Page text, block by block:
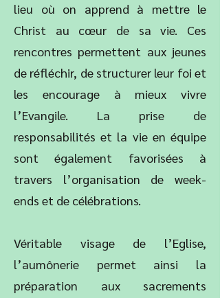
lieu où on apprend à mettre le
Christ au cœur de sa vie. Ces
rencontres permettent aux jeunes
de réfléchir, de structurer leur foi et
les encourage à mieux vivre
l’Evangile. La prise de
responsabilités et la vie en équipe
sont également favorisées à
travers l’organisation de week-
ends et de célébrations.
Véritable visage de l’Eglise,
l’aumônerie permet ainsi la
préparation aux sacrements